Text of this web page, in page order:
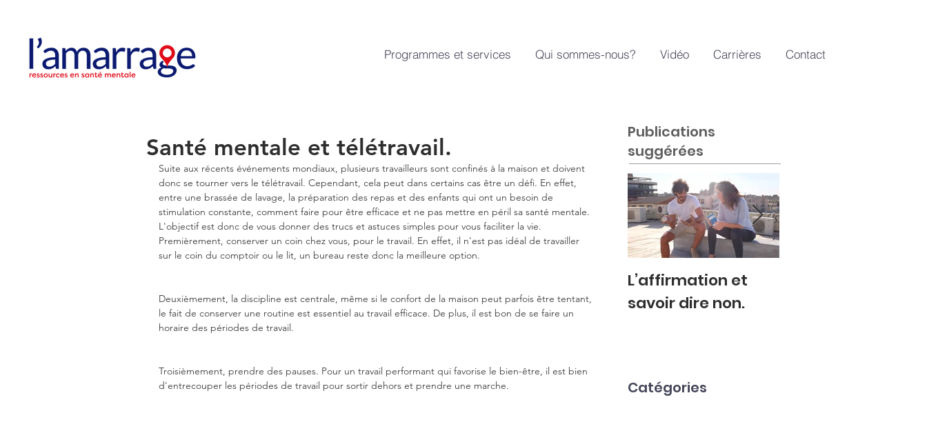
Programmes et services Qui sommes-nous? Vidéo Carrières Contact
Santé mentale et télétravail.
Suite aux récents événements mondiaux, plusieurs travailleurs sont confinés à la maison et doivent
donc se tourner vers le télétravail. Cependant, cela peut dans certains cas être un défi. En effet,
entre une brassée de lavage, la préparation des repas et des enfants qui ont un besoin de
stimulation constante, comment faire pour être efficace et ne pas mettre en péril sa santé mentale.
L'objectif est donc de vous donner des trucs et astuces simples pour vous faciliter la vie.
Premièrement, conserver un coin chez vous, pour le travail. En effet, il n'est pas idéal de travailler
sur le coin du comptoir ou le lit, un bureau reste donc la meilleure option.
Deuxièmement, la discipline est centrale, même si le confort de la maison peut parfois être tentant,
le fait de conserver une routine est essentiel au travail efficace. De plus, il est bon de se faire un
horaire des périodes de travail.
Troisièmement, prendre des pauses. Pour un travail performant qui favorise le bien-être, il est bien
d'entrecouper les périodes de travail pour sortir dehors et prendre une marche.
Publications
suggérées
L’affirmation et
savoir dire non.
Catégories